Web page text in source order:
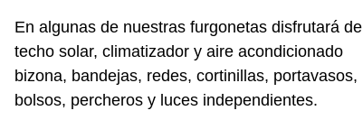
En algunas de nuestras furgonetas disfrutará de
techo solar, climatizador y aire acondicionado
bizona, bandejas, redes, cortinillas, portavasos,
bolsos, percheros y luces independientes.